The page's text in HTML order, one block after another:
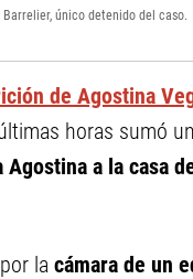
único detenido del caso.
de Agostina
horas sumó
Agostina a la casa
la cámara de un